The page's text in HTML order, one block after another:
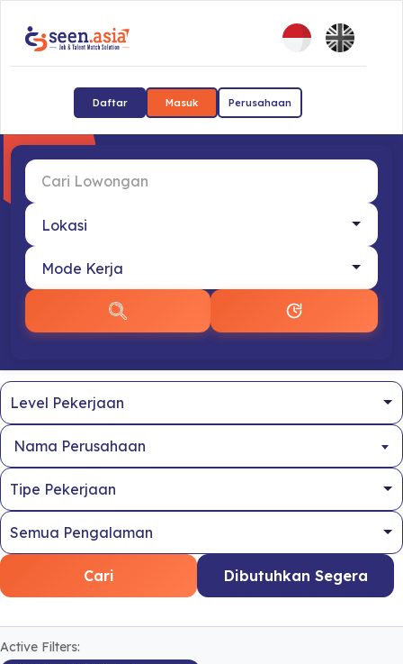
Daftar Masuk Perusahaan
Nama Perusahaan
Cari Dibutuhkan Segera
Active Filters: